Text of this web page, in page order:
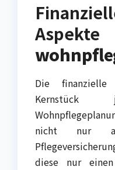
Die
Kernstück
nicht nur
diese nur